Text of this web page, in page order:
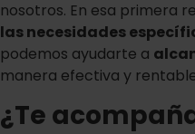
nosotros. En esa primera
las necesidades
podemos ayudarte a
manera efectiva y
¿Te